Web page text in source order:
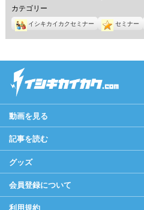
カテゴリー
イシキカイカクセミナー セミナー
動画を見る
記事を読む
グッズ
会員登録について